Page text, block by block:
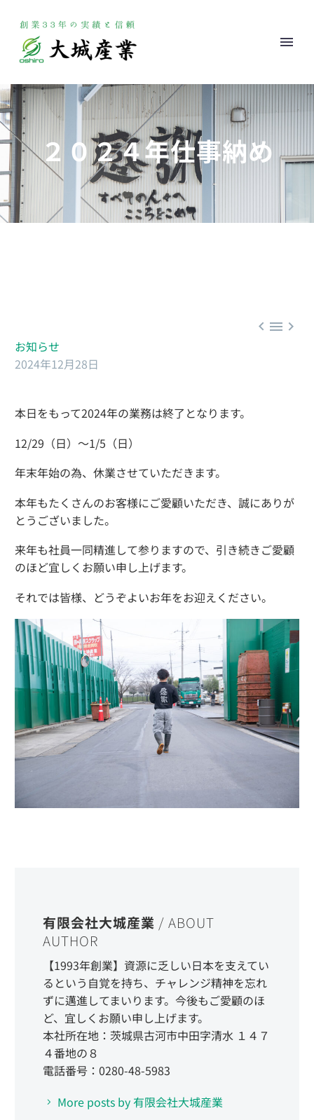
２０２４年仕事納め
  
お知らせ
2024年12月28日
本日をもって2024年の業務は終了となります。
12/29（日）～1/5（日）
年末年始の為、休業させていただきます。
本年もたくさんのお客様にご愛顧いただき、誠にありが
とうございました。
来年も社員一同精進して参りますので、引き続きご愛顧
のほど宜しくお願い申し上げます。
それでは皆様、どうぞよいお年をお迎えください。
有限会社大城産業 / ABOUT
AUTHOR
【1993年創業】資源に乏しい日本を支えてい
るという自覚を持ち、チャレンジ精神を忘れ
ずに邁進してまいります。今後もご愛顧のほ
ど、宜しくお願い申し上げます。
本社所在地：茨城県古河市中田字清水 １４７
４番地の８
電話番号：0280-48-5983
More posts by 有限会社大城産業